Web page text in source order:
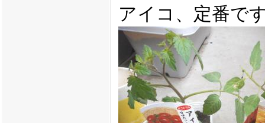
アイコ、定番で